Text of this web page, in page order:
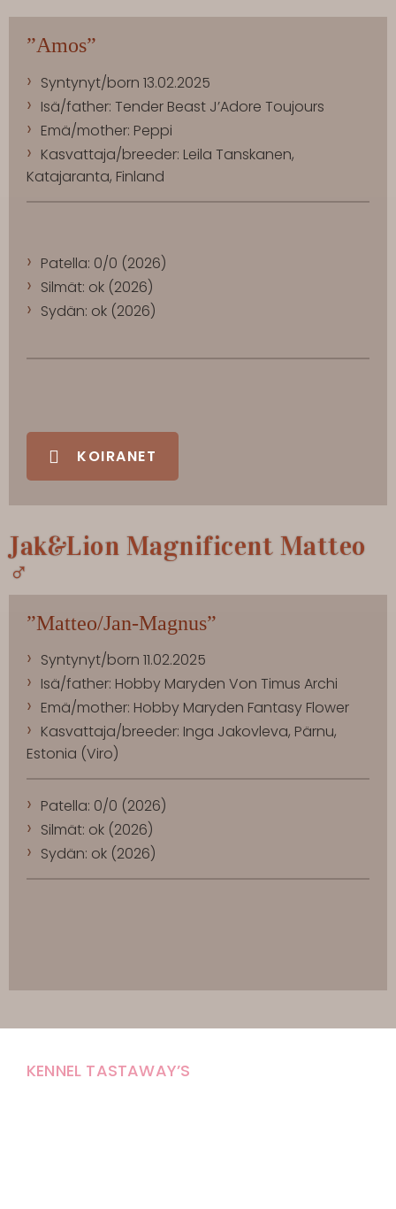
”Amos”
Syntynyt/born 13.02.2025
Isä/father: Tender Beast J’Adore Toujours
Emä/mother: Peppi
Kasvattaja/breeder: Leila Tanskanen,
Katajaranta, Finland
Patella: 0/0 (2026)
Silmät: ok (2026)
Sydän: ok (2026)
KOIRANET
Jak&Lion Magnificent Matteo
♂
”Matteo/Jan-Magnus”
Syntynyt/born 11.02.2025
Isä/father: Hobby Maryden Von Timus Archi
Emä/mother: Hobby Maryden Fantasy Flower
Kasvattaja/breeder: Inga Jakovleva, Pärnu,
Estonia (Viro)
Patella: 0/0 (2026)
Silmät: ok (2026)
Sydän: ok (2026)
KENNEL TASTAWAY’S